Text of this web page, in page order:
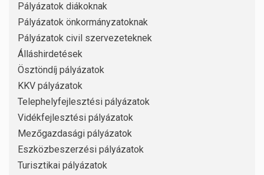
Pályázatok diákoknak
Pályázatok önkormányzatoknak
Pályázatok civil szervezeteknek
Álláshirdetések
Ösztöndíj pályázatok
KKV pályázatok
Telephelyfejlesztési pályázatok
Vidékfejlesztési pályázatok
Mezőgazdasági pályázatok
Eszközbeszerzési pályázatok
Turisztikai pályázatok